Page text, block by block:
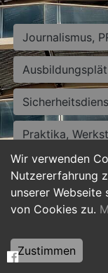
Wir verwenden
Nutzererfahrung
unserer Webseite
von Cookies zu.
Zustimmen
Journalismus,
Praktika,
Personalwesen
Hilfskräfte,
Weiterbildung,